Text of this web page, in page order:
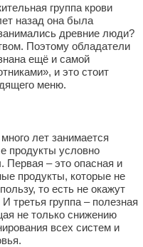
группа крови
назад она была
древние люди?
Поэтому обладатели
ещё и самой
и это стоит
меню.
лет занимается
продукты условно
Первая – это опасная и
продукты, которые не
то есть не окажут
третья группа – полезная
не только снижению
всех систем и